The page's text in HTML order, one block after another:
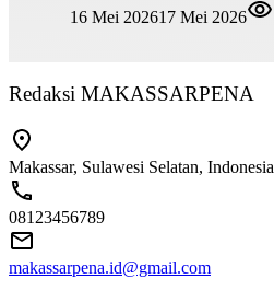
16 Mei 202617 Mei 2026
Redaksi MAKASSARPENA
Makassar, Sulawesi Selatan, Indonesia
08123456789
makassarpena.id@gmail.com